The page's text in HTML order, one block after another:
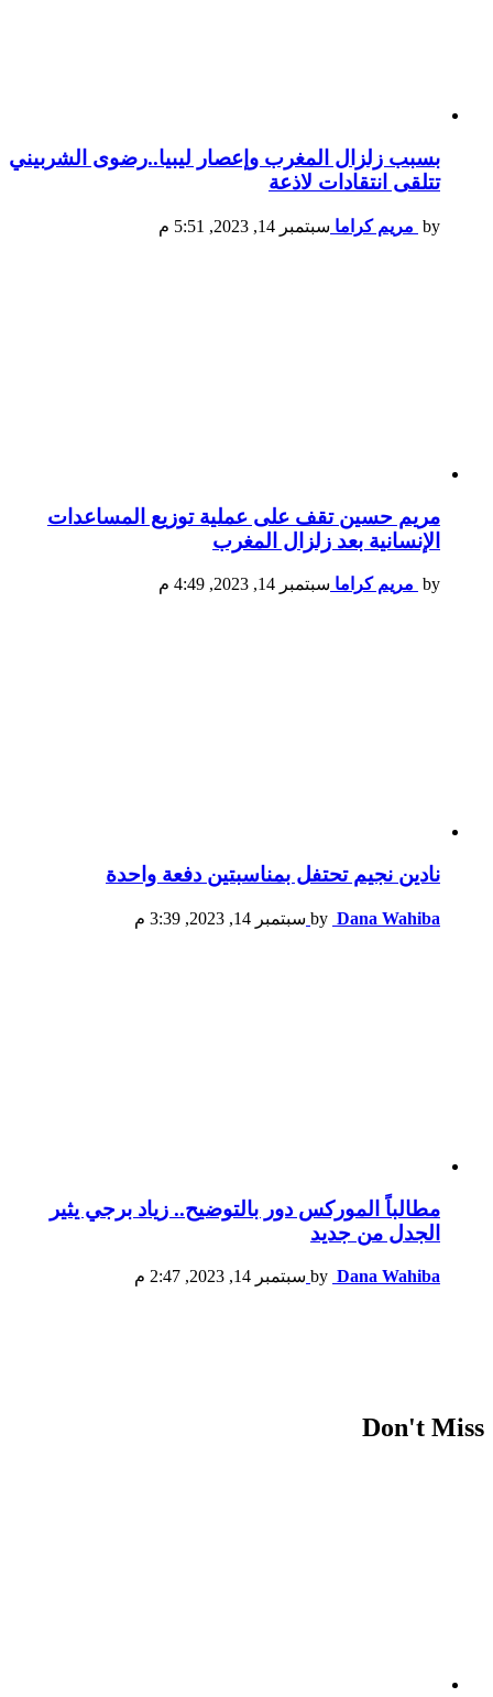
بسبب زلزال المغرب وإعصار ليبيا..رضوى الشربيني
تتلقى انتقادات لاذعة
by مريم كراما سبتمبر 14, 2023, 5:51 م
مريم حسين تقف على عملية توزيع المساعدات
الإنسانية بعد زلزال المغرب
by مريم كراما سبتمبر 14, 2023, 4:49 م
نادين نجيم تحتفل بمناسبتين دفعة واحدة
by Dana Wahiba سبتمبر 14, 2023, 3:39 م
مطالباً الموركس دور بالتوضيح.. زياد برجي يثير
الجدل من جديد
by Dana Wahiba سبتمبر 14, 2023, 2:47 م
Don't Miss